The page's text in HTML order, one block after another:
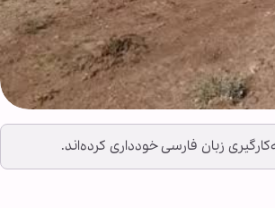
زبان فارسی خودداری کرده‌اند.